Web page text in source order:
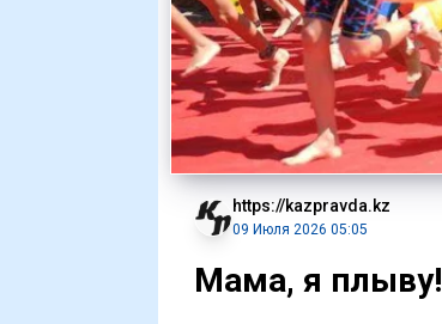
https://kazpravda.kz
09 Июля 2026 05:05
Мама, я плыву!